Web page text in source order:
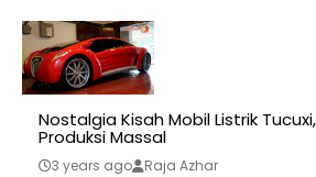
Nostalgia Kisah Mobil Listrik
Produksi Massal
3 years ago Raja Azhar